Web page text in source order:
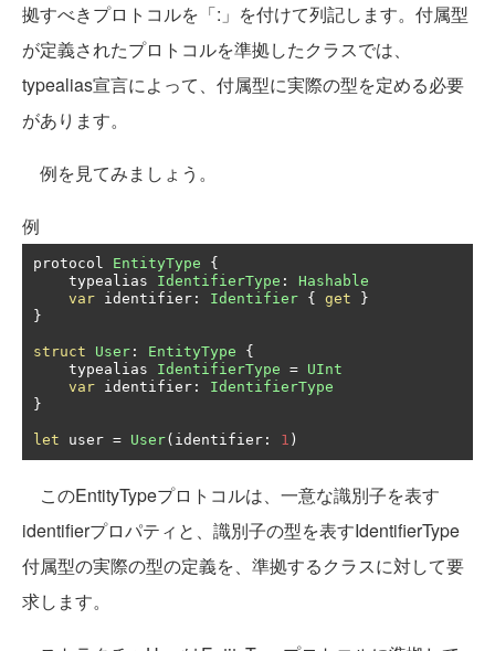
拠すべきプロトコルを「:」を付けて列記します。付属型
が定義されたプロトコルを準拠したクラスでは、
typealias宣言によって、付属型に実際の型を定める必要
があります。
例を見てみましょう。
例
protocol EntityType
{
    typealias
IdentifierType :
Hashable
var identifier : Identifier { get
}
}
struct User : EntityType
{
    typealias
IdentifierType = UInt
var identifier :
IdentifierType
}
let user = User( identifier : 1 )
このEntityTypeプロトコルは、一意な識別子を表す
identifierプロパティと、識別子の型を表すIdentifierType
付属型の実際の型の定義を、準拠するクラスに対して要
求します。